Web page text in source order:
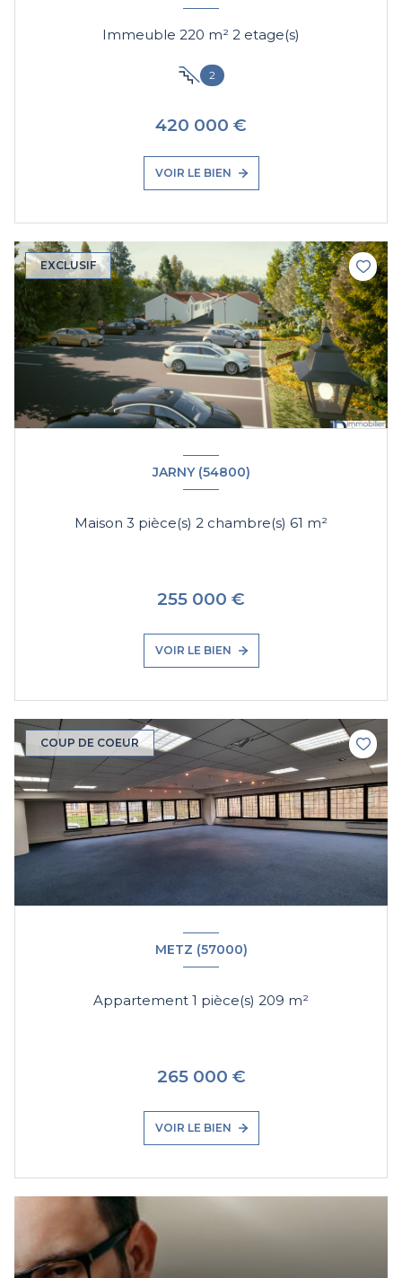
Immeuble 220 m² 2 etage(s)
2
420 000 €
VOIR LE BIEN
EXCLUSIF
JARNY (54800)
Maison 3 pièce(s) 2 chambre(s) 61 m²
255 000 €
VOIR LE BIEN
COUP DE COEUR
METZ (57000)
Appartement 1 pièce(s) 209 m²
265 000 €
VOIR LE BIEN